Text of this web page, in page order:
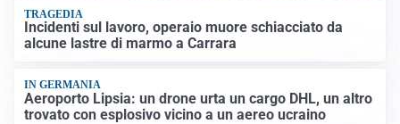
TRAGEDIA
Incidenti sul lavoro, operaio muore schiacciato da
alcune lastre di marmo a Carrara
IN GERMANIA
Aeroporto Lipsia: un drone urta un cargo DHL, un altro
trovato con esplosivo vicino a un aereo ucraino